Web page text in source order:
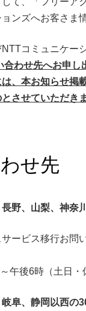
ンズへお客さま
コミュニケー
わせ先へお申
、本お知らせ
とさせていただき
せ先
長野、山梨、神奈
ービス移行お問
午後6時（土日
岐阜、静岡以西の